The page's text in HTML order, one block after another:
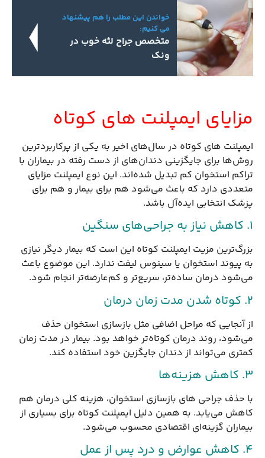
خواندن این مطلب را هم پیشنهاد
می کنیم:
متخصص جراح لثه خوب در
ونک
مزایای ایمپلنت های کوتاه
ایمپلنت های کوتاه در سال‌های اخیر به یکی از پرکاربردترین
روش‌ها برای جایگزینی دندان‌های از دست رفته در بیماران با
تراکم استخوان کم تبدیل شده‌اند. این نوع ایمپلنت مزایای
متعددی دارد که باعث می‌شود هم برای بیمار و هم برای
پزشک انتخابی ایده‌آل باشد.
۱. کاهش نیاز به جراحی‌های سنگین
بزرگ‌ترین مزیت ایمپلنت کوتاه این است که بیمار دیگر نیازی
به پیوند استخوان یا سینوس لیفت ندارد. این موضوع باعث
می‌شود درمان ساده‌تر، سریع‌تر و کم‌عارضه‌تر انجام شود.
۲. کوتاه شدن مدت زمان درمان
از آنجایی که مراحل اضافی مثل بازسازی استخوان حذف
می‌شود، روند درمان کوتاه‌تر خواهد بود. بیمار در مدت زمان
کمتری می‌تواند از دندان جایگزین خود استفاده کند.
۳. کاهش هزینه‌ها
با حذف جراحی های بازسازی استخوان، هزینه کلی درمان هم
کاهش می‌یابد. به همین دلیل ایمپلنت کوتاه برای بسیاری از
بیماران گزینه‌ای اقتصادی محسوب می‌شود.
۴. کاهش عوارض و درد پس از عمل